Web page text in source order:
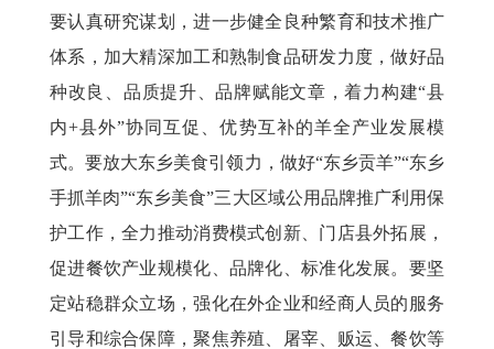
要认真研究谋划，进一步健全良种繁育和技术推广
体系，加大精深加工和熟制食品研发力度，做好品
种改良、品质提升、品牌赋能文章，着力构建“县
内+县外”协同互促、优势互补的羊全产业发展模
式。要放大东乡美食引领力，做好“东乡贡羊”“东乡
手抓羊肉”“东乡美食”三大区域公用品牌推广利用保
护工作，全力推动消费模式创新、门店县外拓展，
促进餐饮产业规模化、品牌化、标准化发展。要坚
定站稳群众立场，强化在外企业和经商人员的服务
引导和综合保障，聚焦养殖、屠宰、贩运、餐饮等